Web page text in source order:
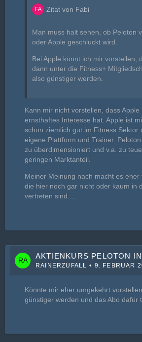
Zitat von Fabi
Man muss halt sehen, ob Peloton
oder Apple geschluckt wird.
Bei Apple könnt ich mir vorstellen,
dann unter die Fitness+
also günstiger werden.
Kann mir nicht vorstellen, dass Apple
ernsthaftes Interesse hat. Apple ist
schon ziemlich gut im Fitness Sektor
eigene Plattform und Trainer.
zu überdimensioniert und v.a. zu
geringen Marktanteil.
Meiner Meinung nach macht es eher
die hier noch gar nicht oder kaum in
vertreten sind....
AKTIENKURS PELOTON
RAINERZUFALL 9. FEBRUAR
Könnte mir eher umgekehrt
günstiger werden und das Abo dafür